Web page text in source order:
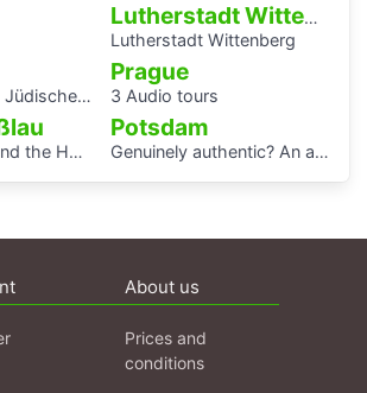
Lutherstadt Wittenberg
Lutherstadt Wittenberg
Geschichte in Gera
Prague
3 Audio tours
the Bauhaus settlement
Potsdam
Genuinely authentic? An audio walk through the centre of Potsdam
About us
Prices and
conditions